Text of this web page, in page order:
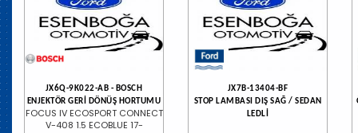
JX6Q-9K022-AB - BOSCH
ENJEKTÖR GERİ DÖNÜŞ HORTUMU
FOCUS IV ECOSPORT CONNECT
V-408 1.5 ECOBLUE 17-
JX7B-13404-BF
STOP LAMBASI DIŞ SAĞ / SEDAN
LEDLİ